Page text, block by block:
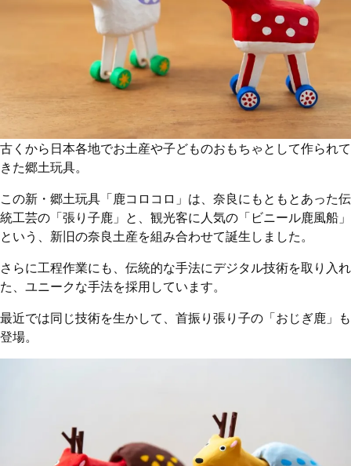
古くから日本各地でお土産や子どものおもちゃとして作られて
きた郷土玩具。
この新・郷土玩具「鹿コロコロ」は、奈良にもともとあった伝
統工芸の「張り子鹿」と、観光客に人気の「ビニール鹿風船」
という、新旧の奈良土産を組み合わせて誕生しました。
さらに工程作業にも、伝統的な手法にデジタル技術を取り入れ
た、ユニークな手法を採用しています。
最近では同じ技術を生かして、首振り張り子の「おじぎ鹿」も
登場。